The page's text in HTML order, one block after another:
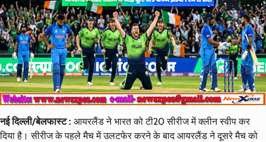
नई दिल्ली/बेलफास्ट : आयरलैंड ने भारत को टी20 सीरीज में क्लीन स्वीप कर
दिया है। सीरीज के पहले मैच में उलटफेर करने के बाद आयरलैंड ने दूसरे मैच को